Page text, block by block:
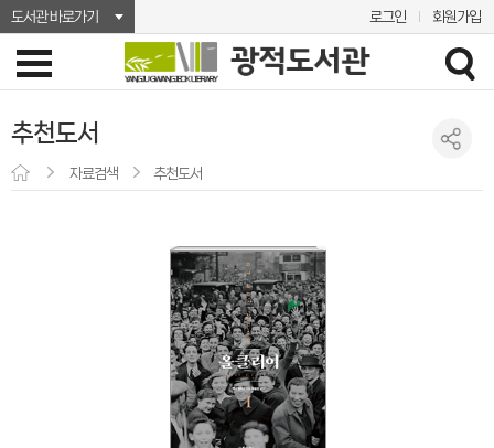
도서관 바로가기 로그인 회원가입
추천도서
자료검색 추천도서